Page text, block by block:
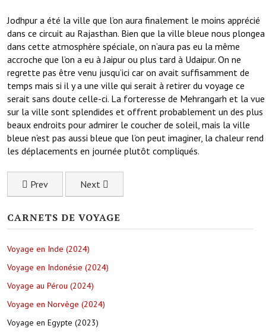
Jodhpur a été la ville que l’on aura finalement le moins apprécié
dans ce circuit au Rajasthan. Bien que la ville bleue nous plongea
dans cette atmosphère spéciale, on n’aura pas eu la même
accroche que l’on a eu à Jaipur ou plus tard à Udaipur. On ne
regrette pas être venu jusqu’ici car on avait suffisamment de
temps mais si il y a une ville qui serait à retirer du voyage ce
serait sans doute celle-ci. La forteresse de Mehrangarh et la vue
sur la ville sont splendides et offrent probablement un des plus
beaux endroits pour admirer le coucher de soleil, mais la ville
bleue n’est pas aussi bleue que l’on peut imaginer, la chaleur rend
les déplacements en journée plutôt compliqués.
Previous article: Arrêt au bord du lac dans la ville sacrée de
Prev Next article: La charmante ville d'Udaipur
Next
CARNETS DE VOYAGE
Voyage en Inde (2024)
Voyage en Indonésie (2024)
Voyage au Pérou (2024)
Voyage en Norvège (2024)
Voyage en Egypte (2023)